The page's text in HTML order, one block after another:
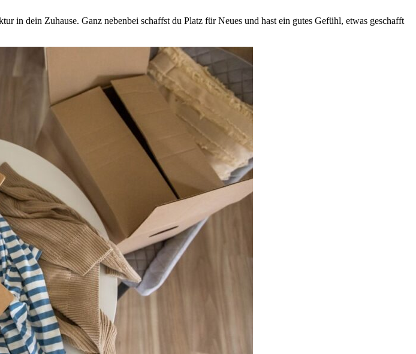
in dein Zuhause. Ganz nebenbei schaffst du Platz für Neues und hast ein gutes Gefühl, etwas geschafft